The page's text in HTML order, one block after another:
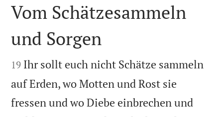

Vom Schätzesammeln
und Sorgen

19 Ihr sollt euch nicht Schätze sammeln
auf Erden, wo Motten und Rost sie
fressen und wo Diebe einbrechen und